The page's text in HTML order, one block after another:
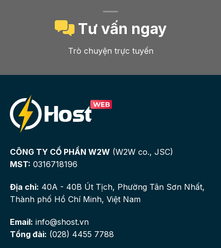
Tư vấn ngay
Trò chuyện trực tuyến
CÔNG TY CỔ PHẦN W2W (W2W co., JSC)
MST: 0316718196
Địa chỉ: 40A - 40B Út Tịch, Phường Tân Sơn Nhất,
Thành phố Hồ Chí Minh, Việt Nam
Email: info@shost.vn
Tổng đài: (028) 4455 7788